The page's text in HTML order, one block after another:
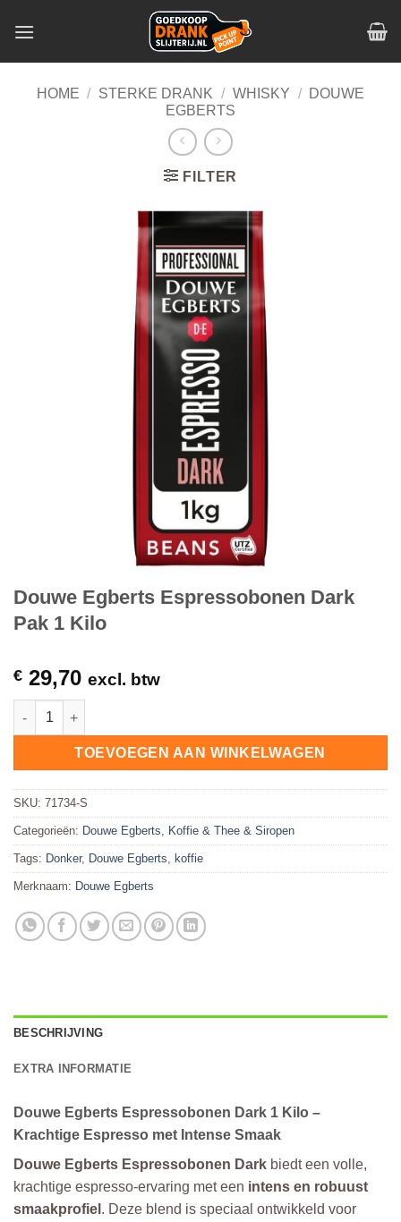
HOME / STERKE DRANK / WHISKY /
DOUWE
EGBERTS
FILTER
Douwe Egberts Espressobonen Dark
Pak 1 Kilo
€ 29,70 excl. btw
Douwe Egberts Espressobonen Dark Pak 1 Kilo hoeveelheid
TOEVOEGEN AAN WINKELWAGEN
SKU: 71734-S
Categorieën: Douwe Egberts Koffie & Thee & Siropen
Tags: Donker, Douwe Egberts koffie
Merknaam: Douwe Egberts
BESCHRIJVING
EXTRA INFORMATIE
Douwe Egberts Espressobonen Dark 1 Kilo –
Krachtige Espresso met Intense Smaak
Douwe Egberts Espressobonen Dark biedt een volle,
krachtige espresso-ervaring met een intens en robuust
smaakprofiel . Deze blend is speciaal ontwikkeld voor